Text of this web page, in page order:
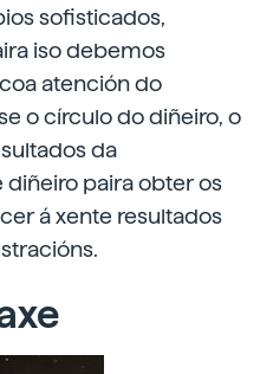
sofisticados,
iso debemos
atención do
o círculo do diñeiro, o
da
paira obter os
á xente resultados